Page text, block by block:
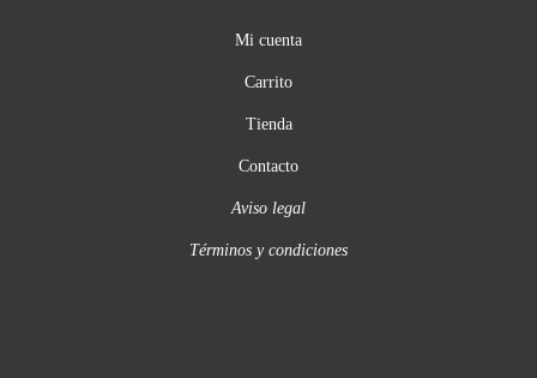
Mi cuenta
Carrito
Tienda
Contacto
Aviso legal
Términos y condiciones